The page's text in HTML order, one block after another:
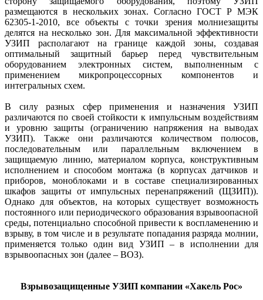
размещаются в нескольких зонах. Согласно ГОСТ Р МЭК
62305-1-2010, все объекты с точки зрения молниезащиты
делятся на несколько зон. Для максимальной эффективности
УЗИП располагают на границе каждой зоны, создавая
оптимальный защитный барьер перед чувствительным
оборудованием электронных систем, выполненным с
применением микропроцессорных компонентов и
интегральных схем.
В силу разных сфер применения и назначения УЗИП
различаются по своей стойкости к импульсным воздействиям
и уровню защиты (ограничению напряжения на выводах
УЗИП). Также они различаются количеством полюсов,
последовательным или параллельным включением в
защищаемую линию, материалом корпуса, конструктивным
исполнением и способом монтажа (в корпусах датчиков и
приборов, моноблоками и в составе специализированных
шкафов защиты от импульсных перенапряжений (ЩЗИП)).
Однако для объектов, на которых существует возможность
постоянного или периодического образования взрывоопасной
среды, потенциально способной привести к воспламенению и
взрыву, в том числе и в результате попадания разряда молнии,
применяется только один вид УЗИП – в исполнении для
взрывоопасных зон (далее – ВОЗ).
Взрывозащищенные УЗИП компании «Хакель Рос»